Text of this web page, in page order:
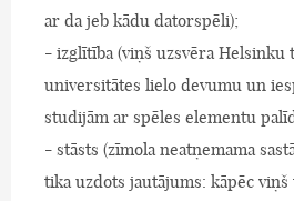
ar da jeb kādu datorspēli);
- izglītība (viņš uzsvēra Helsinku
universitātes lielo devumu un
studijām ar spēles elementu
- stāsts (zīmola neatņemama
tika uzdots jautājums: kāpēc